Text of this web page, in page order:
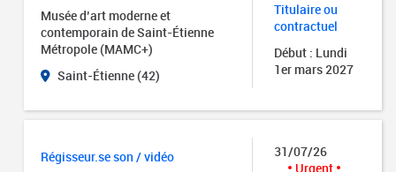
Musée d’art moderne et
contemporain de Saint-Étienne
Métropole (MAMC+)
Saint-Étienne (42)
Titulaire ou
contractuel
Début : Lundi
1er mars 2027
Régisseur.se son / vidéo
31/07/26
Urgent